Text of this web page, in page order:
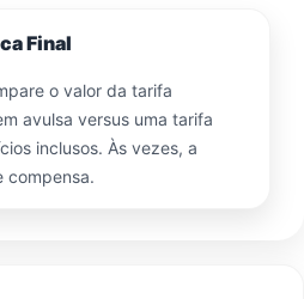
Final
o valor da tarifa
avulsa versus uma tarifa
inclusos. Às vezes, a
compensa.